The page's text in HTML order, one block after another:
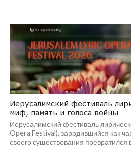
Иерусалимский фестиваль
миф, память и голоса войны
Иерусалимский фестиваль
Opera Festival), зародившийся как
своего существования